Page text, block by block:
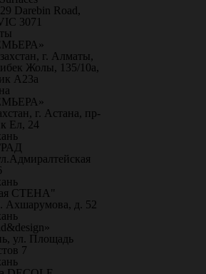
Darebin Road,
3071
г. Алматы,
Жолы, 135/10а,
А23а
г. Астана, пр-
Ел, 24
СТЕНА"
Ахшарумова, д. 52
ул. Площадь
7